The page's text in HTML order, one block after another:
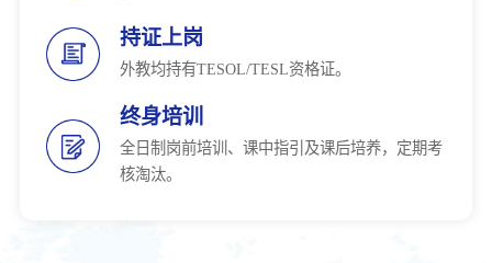
持证上岗
外教均持有TESOL/TESL资格证。
终身培训
全日制岗前培训、课中指引及课后培养，定期考
核淘汰。